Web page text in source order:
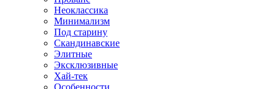
Неоклассика
Минимализм
Под старину
Скандинавские
Элитные
Эксклюзивные
Хай-тек
Особенности